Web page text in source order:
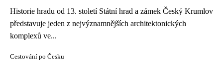
Historie hradu od 13. století Státní hrad a zámek Český Krumlov
představuje jeden z nejvýznamnějších architektonických
komplexů ve...
Cestování po Česku